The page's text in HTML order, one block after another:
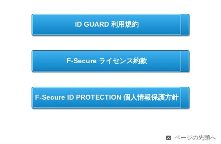
ID GUARD 利用規約
F-Secure ライセンス約款
F-Secure ID PROTECTION 個人情報保護方針
ページの先頭へ